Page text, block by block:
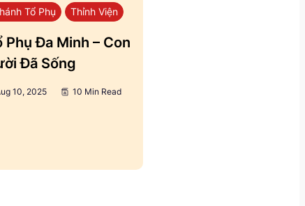
Tổ Phụ Thỉnh Viện
Đa Minh – Con
Đã Sống
10, 2025 10 Min Read